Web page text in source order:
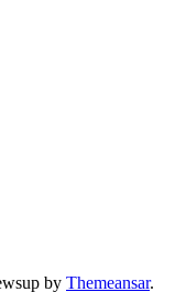
by Themeansar.